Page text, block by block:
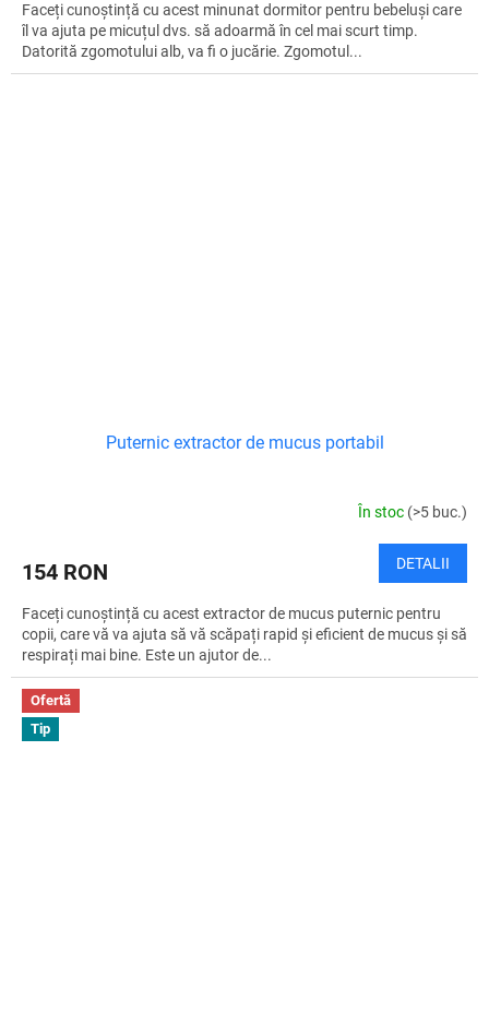
Faceți cunoștință cu acest minunat dormitor pentru bebeluși care
îl va ajuta pe micuțul dvs. să adoarmă în cel mai scurt timp.
Datorită zgomotului alb, va fi o jucărie. Zgomotul...
Puternic extractor de mucus portabil
În stoc (>5 buc.)
154 RON DETALII
Faceți cunoștință cu acest extractor de mucus puternic pentru
copii, care vă va ajuta să vă scăpați rapid și eficient de mucus și să
respirați mai bine. Este un ajutor de...
Ofertă
Tip